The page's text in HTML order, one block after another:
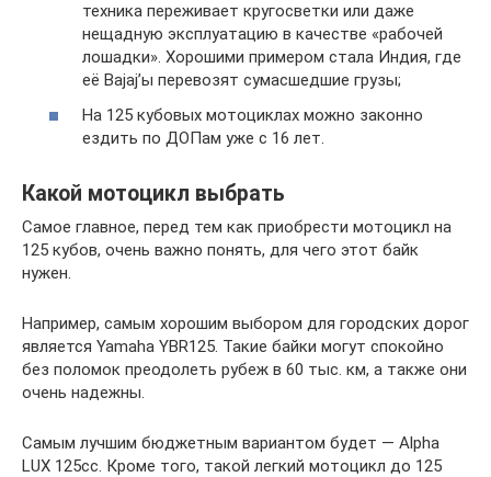
техника переживает кругосветки или даже
нещадную эксплуатацию в качестве «рабочей
лошадки». Хорошими примером стала Индия, где
её Bajaj’ы перевозят сумасшедшие грузы;
На 125 кубовых мотоциклах можно законно
ездить по ДОПам уже с 16 лет.
Какой мотоцикл выбрать
Самое главное, перед тем как приобрести мотоцикл на
125 кубов, очень важно понять, для чего этот байк
нужен.
Например, самым хорошим выбором для городских дорог
является Yamaha YBR125. Такие байки могут спокойно
без поломок преодолеть рубеж в 60 тыс. км, а также они
очень надежны.
Самым лучшим бюджетным вариантом будет — Alpha
LUX 125сс. Кроме того, такой легкий мотоцикл до 125